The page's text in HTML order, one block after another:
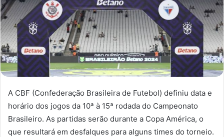
A CBF (Confederação Brasileira de Futebol) definiu data e
horário dos jogos da 10ª à 15ª rodada do Campeonato
Brasileiro. As partidas serão durante a Copa América, o
que resultará em desfalques para alguns times do torneio.